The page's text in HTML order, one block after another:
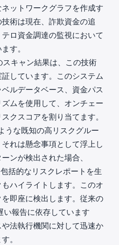
ットワークグラフを作成す
術は現在、詐欺資金の追
ロ資金調達の監視において
す。
スキャン結果は、この技術
しています。このシステム
ルデータベース、資金パス
ムを使用して、オンチェー
クスコアを割り当てます。
うな既知の高リスクグルー
れは懸念事項として浮上し
ンが検出された場合、
括的なリスクレポートを生
ハイライトします。このオ
即座に検出します。従来の
報告に依存しています
法執行機関に対して迅速か
。